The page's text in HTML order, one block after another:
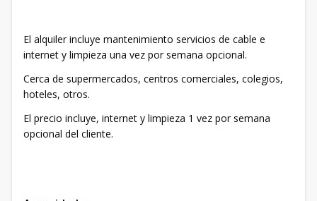
El alquiler incluye mantenimiento servicios de cable e
internet y limpieza una vez por semana opcional.
Cerca de supermercados, centros comerciales, colegios,
hoteles, otros.
El precio incluye, internet y limpieza 1 vez por semana
opcional del cliente.